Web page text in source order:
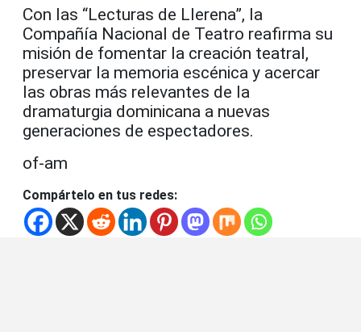
Con las “Lecturas de Llerena”, la
Compañía Nacional de Teatro reafirma su
misión de fomentar la creación teatral,
preservar la memoria escénica y acercar
las obras más relevantes de la
dramaturgia dominicana a nuevas
generaciones de espectadores.
of-am
Compártelo en tus redes: